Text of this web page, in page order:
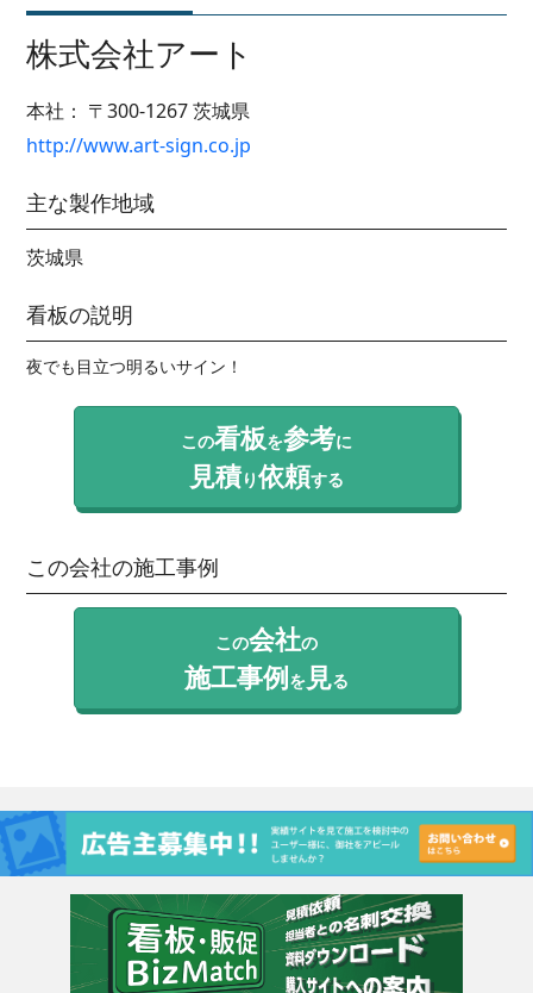
株式会社アート
本社： 〒300-1267茨城県
http://www.art-sign.co.jp
主な製作地域
茨城県
看板の説明
夜でも目立つ明るいサイン！
この看板を参考に
見積り依頼する
この会社の施工事例
この会社の
施工事例を 見る